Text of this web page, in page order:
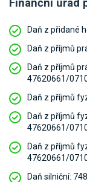
Finanční úřad
Daň z přidané
Daň z příjmů
Daň z příjmů
47620661/
Daň z příjmů
Daň z příjmů
47620661/
Daň z příjmů
47620661/
Daň silniční: